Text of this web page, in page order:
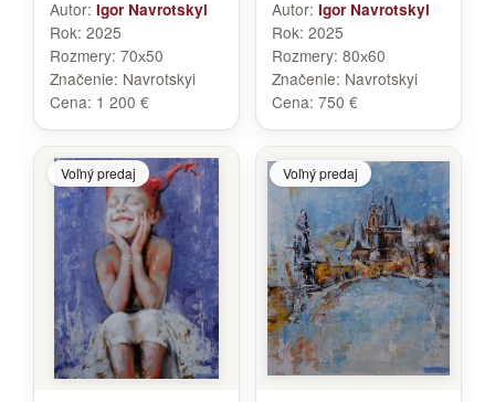
Autor: Igor Navrotskyi
Rok: 2025
Rozmery: 70х50
Značenie: Navrotskyi
Cena: 1 200 €
Autor: Igor Navrotskyi
Rok: 2025
Rozmery: 80х60
Značenie: Navrotskyi
Cena: 750 €
Voľný predaj Voľný predaj